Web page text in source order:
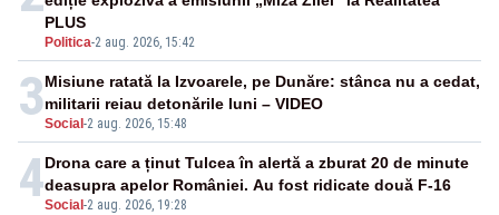
Politica-2 aug. 2026, 15:42
PLUS
3Social -2 aug. 2026, 15:48
Misiune ratată la Izvoarele, pe Dunăre: stânca nu a cedat,
militarii reiau detonările luni – VIDEO
4Social -2 aug. 2026, 19:28
Drona care a ținut Tulcea în alertă a zburat 20 de minute
deasupra apelor României. Au fost ridicate două F-16